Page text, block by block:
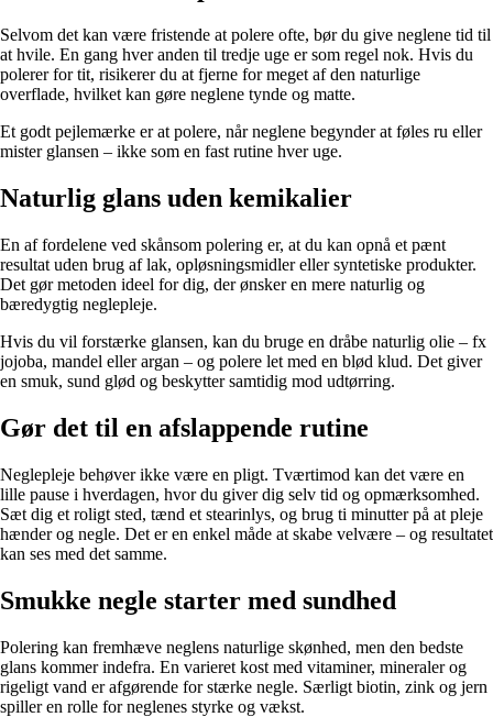
Selvom det kan være fristende at polere ofte, bør du give neglene tid til
at hvile. En gang hver anden til tredje uge er som regel nok. Hvis du
polerer for tit, risikerer du at fjerne for meget af den naturlige
overflade, hvilket kan gøre neglene tynde og matte.
Et godt pejlemærke er at polere, når neglene begynder at føles ru eller
mister glansen – ikke som en fast rutine hver uge.
Naturlig glans uden kemikalier
En af fordelene ved skånsom polering er, at du kan opnå et pænt
resultat uden brug af lak, opløsningsmidler eller syntetiske produkter.
Det gør metoden ideel for dig, der ønsker en mere naturlig og
bæredygtig neglepleje.
Hvis du vil forstærke glansen, kan du bruge en dråbe naturlig olie – fx
jojoba, mandel eller argan – og polere let med en blød klud. Det giver
en smuk, sund glød og beskytter samtidig mod udtørring.
Gør det til en afslappende rutine
Neglepleje behøver ikke være en pligt. Tværtimod kan det være en
lille pause i hverdagen, hvor du giver dig selv tid og opmærksomhed.
Sæt dig et roligt sted, tænd et stearinlys, og brug ti minutter på at pleje
hænder og negle. Det er en enkel måde at skabe velvære – og resultatet
kan ses med det samme.
Smukke negle starter med sundhed
Polering kan fremhæve neglens naturlige skønhed, men den bedste
glans kommer indefra. En varieret kost med vitaminer, mineraler og
rigeligt vand er afgørende for stærke negle. Særligt biotin, zink og jern
spiller en rolle for neglenes styrke og vækst.